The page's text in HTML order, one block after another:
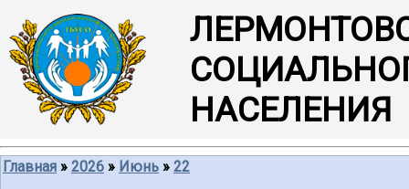
НАСЕЛЕНИЯ
Главная » 2026 » Июнь » 22